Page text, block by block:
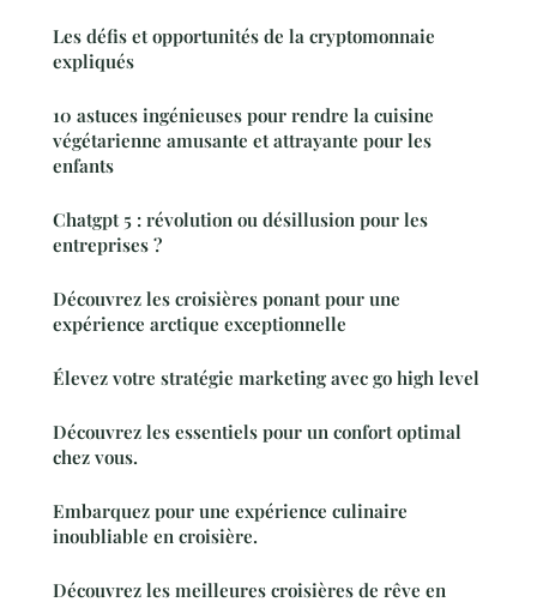
Les défis et opportunités de la cryptomonnaie
expliqués
10 astuces ingénieuses pour rendre la cuisine
végétarienne amusante et attrayante pour les
enfants
Chatgpt 5 : révolution ou désillusion pour les
entreprises ?
Découvrez les croisières ponant pour une
expérience arctique exceptionnelle
Élevez votre stratégie marketing avec go high level
Découvrez les essentiels pour un confort optimal
chez vous.
Embarquez pour une expérience culinaire
inoubliable en croisière.
Découvrez les meilleures croisières de rêve en